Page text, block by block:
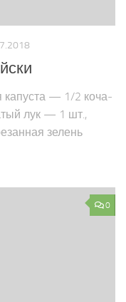
капуста — 1/2 коча­
лук — 1 шт.,
зелень
0